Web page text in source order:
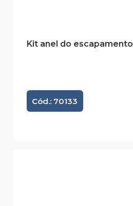
Kit anel do escapamento
Cód.: 70133